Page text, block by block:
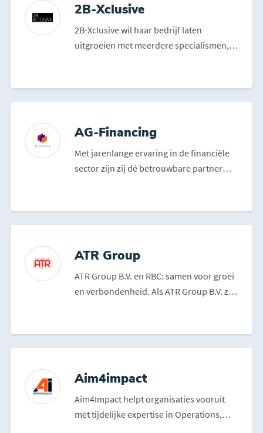
2B-Xclusive
2B-Xclusive wil haar bedrijf laten
uitgroeien met meerdere specialismen,
AG-Financing
Met jarenlange ervaring in de financiële
sector zijn zij dé betrouwbare partner
ATR Group
ATR Group B.V. en RBC: samen voor groei
en verbondenheid. Als ATR Group B.V. zijn
Aim4impact
Aim4Impact helpt organisaties vooruit
met tijdelijke expertise in Operations,